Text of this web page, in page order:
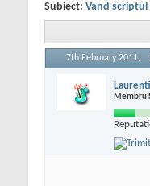
Subiect: Vand
7th February 2011,
Membru